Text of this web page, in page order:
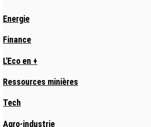
Energie
Finance
L'Eco en +
Ressources minières
Tech
Agro-industrie